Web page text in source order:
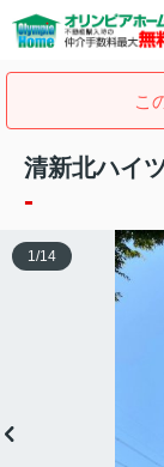
こ
清新北ハイ
-
1/14